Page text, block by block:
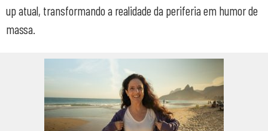
up atual, transformando a realidade da periferia em humor de
massa.